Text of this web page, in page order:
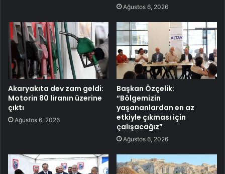
Ağustos 6, 2026
Akaryakıta dev zam geldi:
Motorin 80 liranın üzerine
çıktı
Ağustos 6, 2026
Başkan Özçelik:
“Bölgemizin
yaşananlardan en az
etkiyle çıkması için
çalışacağız”
Ağustos 6, 2026